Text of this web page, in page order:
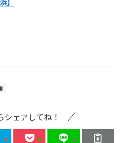
】
シェアしてね！